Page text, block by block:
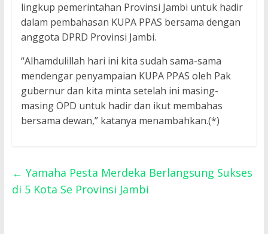
lingkup pemerintahan Provinsi Jambi untuk hadir
dalam pembahasan KUPA PPAS bersama dengan
anggota DPRD Provinsi Jambi.
“Alhamdulillah hari ini kita sudah sama-sama
mendengar penyampaian KUPA PPAS oleh Pak
gubernur dan kita minta setelah ini masing-
masing OPD untuk hadir dan ikut membahas
bersama dewan,” katanya menambahkan.(*)
← Yamaha Pesta Merdeka Berlangsung Sukses
di 5 Kota Se Provinsi Jambi